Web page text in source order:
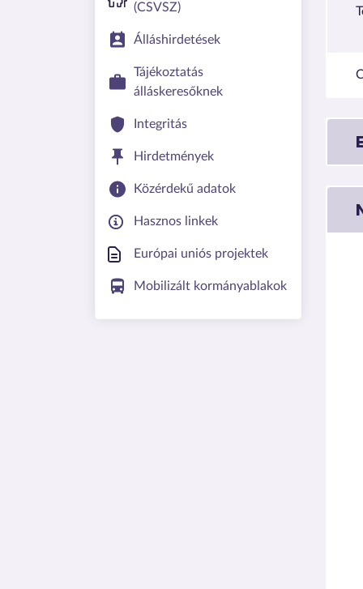
(CSVSZ)
Álláshirdetések
Tájékoztatás
álláskeresőknek
Integritás
Hirdetmények
Közérdekű adatok
Hasznos linkek
Európai uniós projektek
Mobilizált kormányablakok